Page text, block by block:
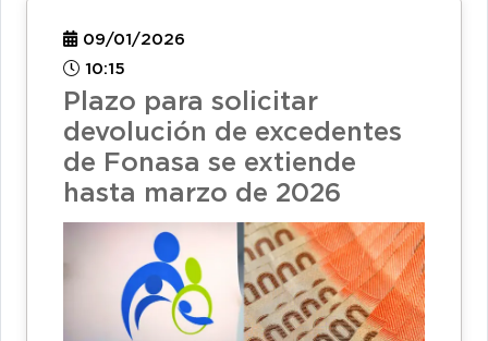
09/01/2026
10:15
Plazo para solicitar
devolución de excedentes
de Fonasa se extiende
hasta marzo de 2026